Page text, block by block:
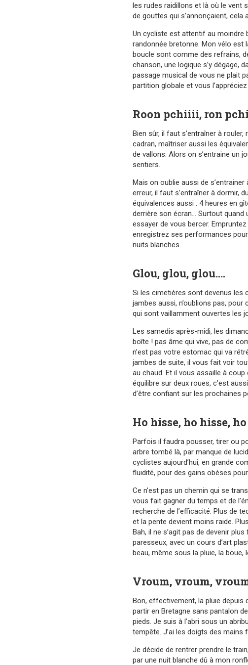
les rudes raidillons et là où le vent
de gouttes qui s’annonçaient, cela
Un cycliste est attentif au
randonnée bretonne. Mon vélo est
boucle sont comme des refrains,
chanson, une logique s’y dégage,
passage musical de vous ne plait
partition globale et vous
Roon pchiiii, ron
Bien sûr, il faut s’entraîner à
cadran, maîtriser aussi les
de vallons. Alors on s’entraine un
sentiers.
Mais on oublie aussi de
erreur, il faut s’entraîner à dormir,
équivalences aussi : 4 heures en
derrière son écran… Surtout
essayer de vous bercer.
enregistrez ses performances
nuits blanches.
Glou, glou, glou….
Si les cimetières sont devenus les
jambes aussi, n’oublions pas,
qui sont vaillamment ouvertes les
Les samedis après-midi, les
boîte ! pas âme qui vive, pas de
n’est pas votre estomac qui va
jambes de suite, il vous fait voir
au chaud. Et il vous assaille à
équilibre sur deux roues, c’est
d’être confiant sur les prochaines
Ho hisse, ho hisse,
Parfois il faudra pousser, tirer ou
arbre tombé là, par manque de
cyclistes aujourd’hui, en grande
fluidité, pour des gains obèses
Ce n’est pas un chemin qui se
vous fait gagner du temps et de
recherche de l’efficacité. Plus de
et la pente devient moins raide.
Bah, il ne s’agit pas de devenir
paresseux, avec un cours d’art
beau, même sous la pluie, la boue,
Vroum, vroum,
Bon, effectivement, la pluie depuis
partir en Bretagne sans pantalon
pieds. Je suis à l’abri sous un
tempête. J’ai les doigts des mains
Je décide de rentrer prendre le
par une nuit blanche dû à mon